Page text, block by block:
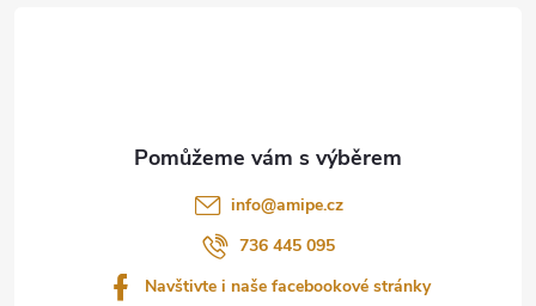
info@amipe.cz
736 445 095
Navštivte i naše facebookové stránky